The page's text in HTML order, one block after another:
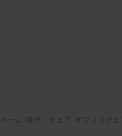
ホーム 椅子・チェア オフィスチ